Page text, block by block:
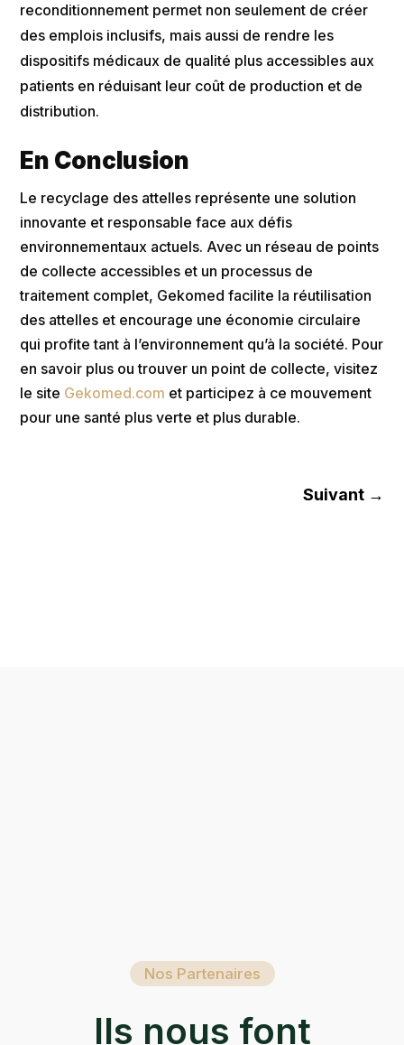
reconditionnement permet non seulement de créer
des emplois inclusifs, mais aussi de rendre les
dispositifs médicaux de qualité plus accessibles aux
patients en réduisant leur coût de production et de
distribution​​.
En Conclusion
Le recyclage des attelles représente une solution
innovante et responsable face aux défis
environnementaux actuels. Avec un réseau de points
de collecte accessibles et un processus de
traitement complet, Gekomed facilite la réutilisation
des attelles et encourage une économie circulaire
qui profite tant à l’environnement qu’à la société. Pour
en savoir plus ou trouver un point de collecte, visitez
le site Gekomed.com et participez à ce mouvement
pour une santé plus verte et plus durable.
Suivant →
Nos Partenaires
Ils nous font